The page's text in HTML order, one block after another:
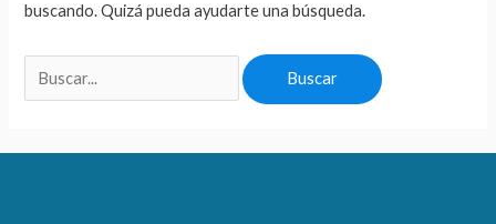
buscando. Quizá pueda ayudarte una búsqueda.